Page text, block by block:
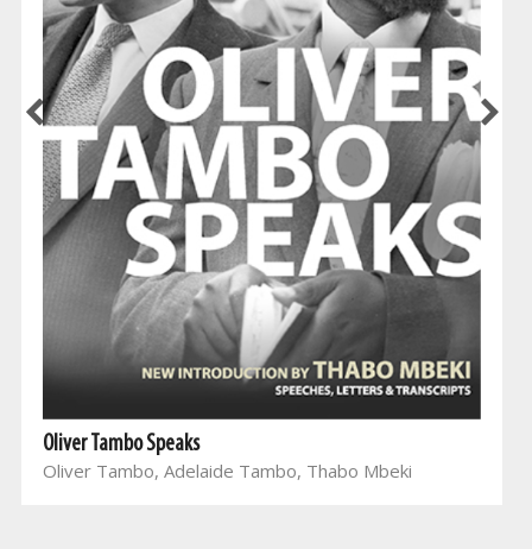
Oliver Tambo Speaks
Oliver Tambo, Adelaide Tambo, Thabo Mbeki